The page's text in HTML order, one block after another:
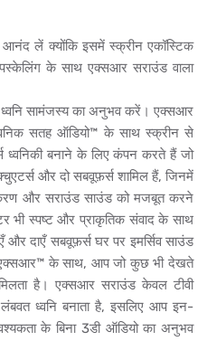
लें क्योंकि इसमें स्क्रीन एकॉस्टिक
के साथ एक्सआर सराउंड वाला
सामंजस्य का अनुभव करें। एक्सआर
सतह ऑडियो™ के साथ स्क्रीन से
ध्वनिकी बनाने के लिए कंपन करते हैं जो
और दो सबवूफ़र्स शामिल हैं, जिनमें
और सराउंड साउंड को मजबूत करने
भी स्पष्ट और प्राकृतिक संवाद के साथ
और दाएँ सबवूफ़र्स घर पर इमर्सिव साउंड
एक्सआर™ के साथ, आप जो कुछ भी देखते
है। एक्सआर सराउंड केवल टीवी
ध्वनि बनाता है, इसलिए आप इन-
के बिना 3डी ऑडियो का अनुभव